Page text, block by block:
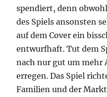
spendiert, denn
des Spiels ansonsten
auf dem Cover ein
entwurfhaft. Tut dem
nach nur gut um mehr
erregen. Das Spiel
Familien und der